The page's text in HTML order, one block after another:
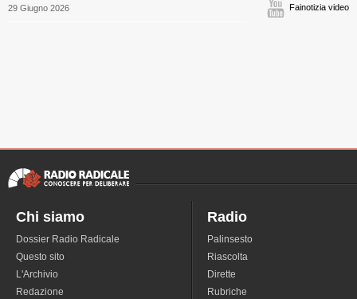
29 Giugno 2026
Fainotizia video
Chi siamo
Dossier Radio Radicale
Questo sito
L'Archivio
Redazione
Radio
Palinsesto
Riascolta
Dirette
Rubriche